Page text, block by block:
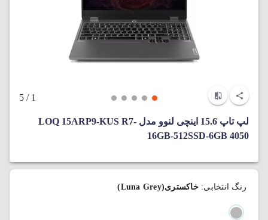
1
/ 5
لپ‌ تاپ 15.6 اینچی لنوو مدل LOQ 15ARP9-KUS R7-
16GB-512SSD-6GB 4050
رنگ انتخابی:خاکستری(Luna Grey)